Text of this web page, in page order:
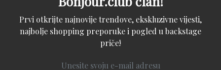
Prvi otkrijte najnovije trendove, ekskluzivne vijesti,
najbolje shopping preporuke i pogled u backstage
priče!